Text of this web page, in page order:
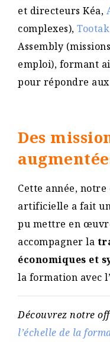
et directeurs Kéa,
complexes), Tootak
Assembly
emploi), formant
pour répondre
Des
Cette année,
artificielle a fait un
pu mettre en
accompagner la
économiques et
la formation avec
Découvrez notre
l’échelle de la